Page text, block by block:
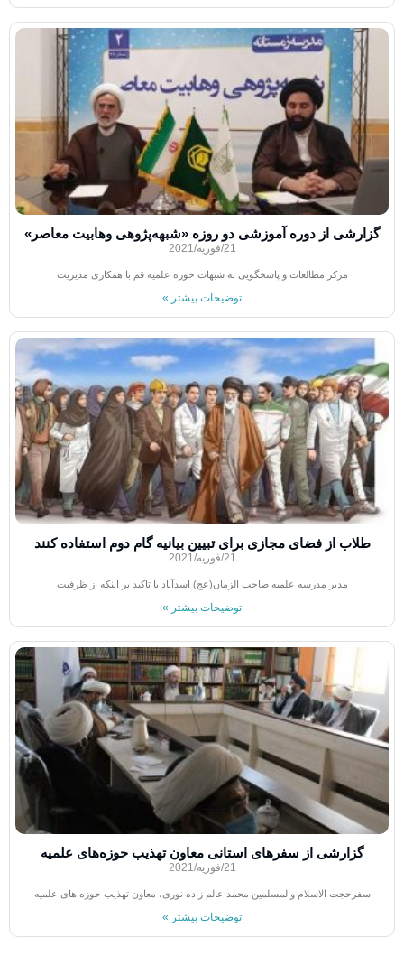
گزارشی از دوره آموزشی دو روزه «شبهه‌پژوهی وهابیت معاصر»
21/فوریه/2021
مرکز مطالعات و پاسخگویی به شبهات حوزه علمیه قم با همکاری مدیریت
توضیحات بیشتر »
طلاب از فضای مجازی برای تبیین بیانیه گام دوم استفاده کنند
21/فوریه/2021
مدیر مدرسه علمیه صاحب الزمان(عج) اسدآباد با تاکید بر اینکه از ظرفیت
توضیحات بیشتر »
گزارشی از سفرهای استانی معاون تهذیب حوزه‌های علمیه
21/فوریه/2021
سفرحجت الاسلام والمسلمین محمد عالم زاده نوری، معاون تهذیب حوزه های علمیه
توضیحات بیشتر »